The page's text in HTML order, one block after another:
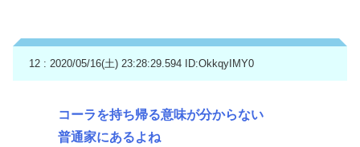
12 : 2020/05/16(土) 23:28:29.594 ID:OkkqyIMY0
コーラを持ち帰る意味が分からない
普通家にあるよね